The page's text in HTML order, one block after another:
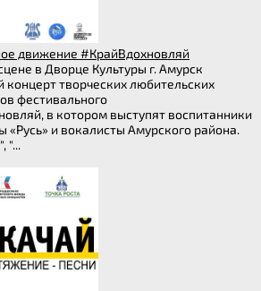
движение #КрайВдохновляй
в Дворце Культуры г. Амурск
концерт творческих любительских
фестивального
в котором выступят воспитанники
«Русь» и вокалисты Амурского района.
"...